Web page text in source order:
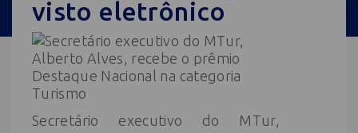
visto eletrônico
Secretário executivo do MTur,